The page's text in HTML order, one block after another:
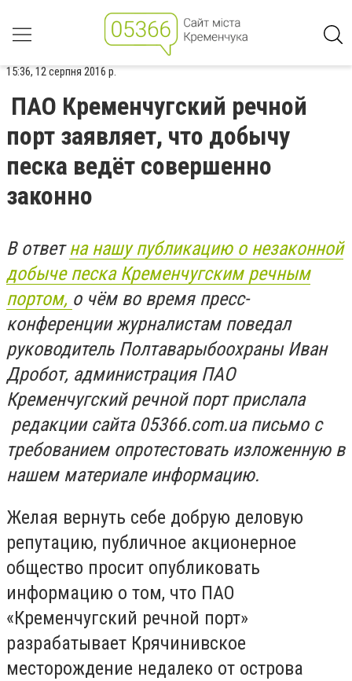
15:36, 12 серпня 2016 р.
ПАО Кременчугский речной
порт заявляет, что добычу
песка ведёт совершенно
законно
В ответна нашу публикацию о незаконной
добыче песка Кременчугским речным
портом, о чём во время пресс-
конференции журналистам поведал
руководитель Полтаварыбоохраны Иван
Дробот, администрация ПАО
Кременчугский речной порт прислала
редакции сайта 05366.com.ua письмо с
требованием опротестовать изложенную в
нашем материале информацию.
Желая вернуть себе добрую деловую
репутацию, публичное акционерное
общество просит опубликовать
информацию о том, что ПАО
«Кременчугский речной порт»
разрабатывает Крячинивское
месторождение недалеко от острова